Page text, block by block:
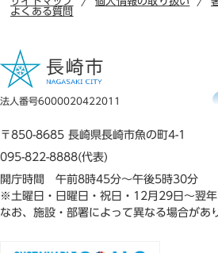
よくある質問
法人番号6000020422011
〒850-8685 長崎県長崎市魚の町4-1
095-822-8888(代表)
開庁時間 午前8時45分～午後5時30分
※土曜日・日曜日・祝日・12月29日～翌年
なお、施設・部署によって異なる場合があ